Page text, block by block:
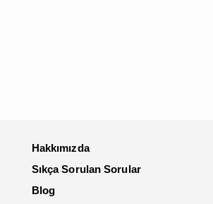
Hakkımızda
Sıkça Sorulan Sorular
Blog